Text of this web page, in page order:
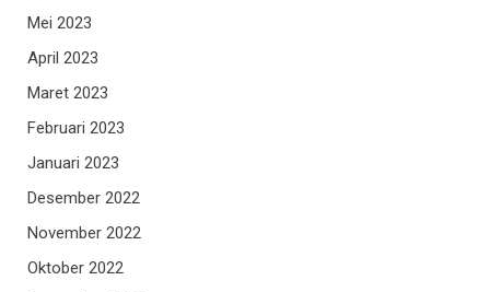
Mei 2023
April 2023
Maret 2023
Februari 2023
Januari 2023
Desember 2022
November 2022
Oktober 2022